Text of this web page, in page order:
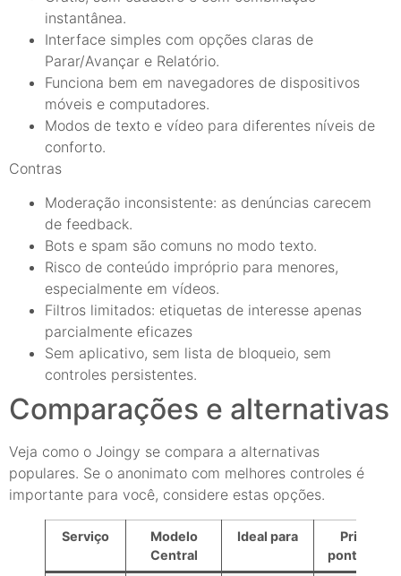
instantânea.
Interface simples com opções claras de
Parar/Avançar e Relatório.
Funciona bem em navegadores de dispositivos
móveis e computadores.
Modos de texto e vídeo para diferentes níveis de
conforto.
Contras
Moderação inconsistente: as denúncias carecem
de feedback.
Bots e spam são comuns no modo texto.
Risco de conteúdo impróprio para menores,
especialmente em vídeos.
Filtros limitados: etiquetas de interesse apenas
parcialmente eficazes
Sem aplicativo, sem lista de bloqueio, sem
controles persistentes.
Comparações e alternativas
Veja como o Joingy se compara a alternativas
populares. Se o anonimato com melhores controles é
importante para você, considere estas opções.
Serviço
Modelo
Central
Ideal para
Principais
pontos